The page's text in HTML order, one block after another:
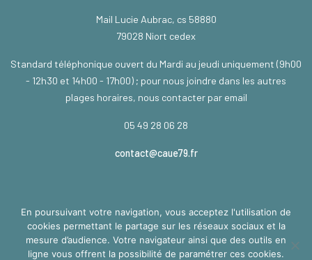
Mail Lucie Aubrac, cs 58880
79028 Niort cedex
Standard téléphonique ouvert du Mardi au jeudi uniquement (9h00
- 12h30 et 14h00 - 17h00) ; pour nous joindre dans les autres
plages horaires, nous contacter par email
05 49 28 06 28
contact@caue79.fr
TÉLÉCHARGEMENT
En poursuivant votre navigation, vous acceptez l'utilisation de
cookies permettant le partage sur les réseaux sociaux et la
mesure d’audience. Votre navigateur ainsi que des outils en
ligne vous offrent la possibilité de paramétrer ces cookies.